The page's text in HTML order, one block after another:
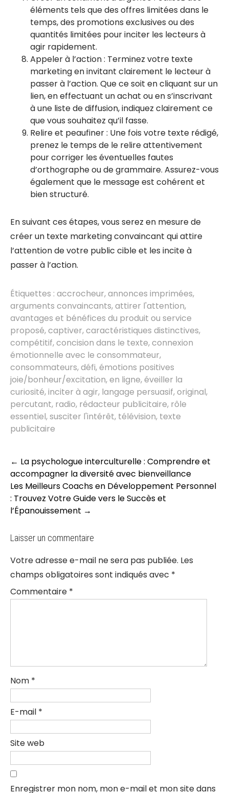
éléments tels que des offres limitées dans le
temps, des promotions exclusives ou des
quantités limitées pour inciter les lecteurs à
agir rapidement.
Appeler à l’action : Terminez votre texte
marketing en invitant clairement le lecteur à
passer à l’action. Que ce soit en cliquant sur un
lien, en effectuant un achat ou en s’inscrivant
à une liste de diffusion, indiquez clairement ce
que vous souhaitez qu’il fasse.
Relire et peaufiner : Une fois votre texte rédigé,
prenez le temps de le relire attentivement
pour corriger les éventuelles fautes
d’orthographe ou de grammaire. Assurez-vous
également que le message est cohérent et
bien structuré.
En suivant ces étapes, vous serez en mesure de
créer un texte marketing convaincant qui attire
l’attention de votre public cible et les incite à
passer à l’action.
Étiquettes : accrocheur,annonces imprimées,
arguments convaincants,attirer l'attention,
avantages et bénéfices du produit ou service
proposé,captiver,caractéristiques distinctives,
compétitif,concision dans le texte,connexion
émotionnelle avec le consommateur,
consommateurs,défi,émotions positives
joie/bonheur/excitation,en ligne,éveiller la
curiosité,inciter à agir, langage persuasif,original,
percutant, radio, rédacteur publicitaire, rôle
essentiel,susciter l'intérêt, télévision, texte
publicitaire
Post
navigation
← La psychologue interculturelle : Comprendre et
accompagner la diversité avec bienveillance
Les Meilleurs Coachs en Développement Personnel
: Trouvez Votre Guide vers le Succès et
l’Épanouissement →
Laisser un commentaire
Votre adresse e-mail ne sera pas publiée. Les
champs obligatoires sont indiqués avec *
Commentaire *
Nom *
E-mail *
Site web
Enregistrer mon nom, mon e-mail et mon site dans